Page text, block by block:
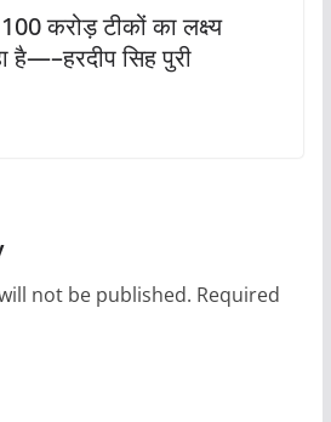
करोड़ टीकों का लक्ष्य
है—–हरदीप सिह पुरी
not be published. Required